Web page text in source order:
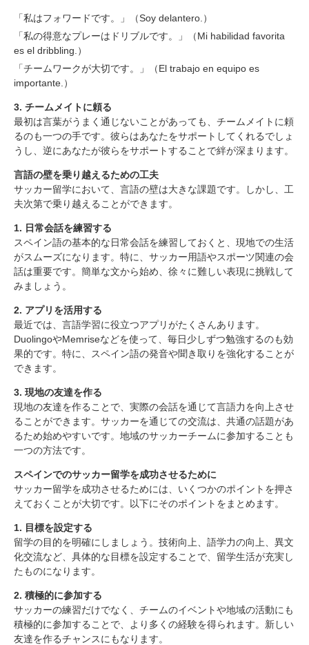
「私はフォワードです。」（Soy delantero.）
「私の得意なプレーはドリブルです。」（Mi habilidad favorita
es el dribbling.）
「チームワークが大切です。」（El trabajo en equipo es
importante.）
3. チームメイトに頼る
最初は言葉がうまく通じないことがあっても、チームメイトに頼
るのも一つの手です。彼らはあなたをサポートしてくれるでしょ
うし、逆にあなたが彼らをサポートすることで絆が深まります。
言語の壁を乗り越えるための工夫
サッカー留学において、言語の壁は大きな課題です。しかし、工
夫次第で乗り越えることができます。
1. 日常会話を練習する
スペイン語の基本的な日常会話を練習しておくと、現地での生活
がスムーズになります。特に、サッカー用語やスポーツ関連の会
話は重要です。簡単な文から始め、徐々に難しい表現に挑戦して
みましょう。
2. アプリを活用する
最近では、言語学習に役立つアプリがたくさんあります。
DuolingoやMemriseなどを使って、毎日少しずつ勉強するのも効
果的です。特に、スペイン語の発音や聞き取りを強化することが
できます。
3. 現地の友達を作る
現地の友達を作ることで、実際の会話を通じて言語力を向上させ
ることができます。サッカーを通じての交流は、共通の話題があ
るため始めやすいです。地域のサッカーチームに参加することも
一つの方法です。
スペインでのサッカー留学を成功させるために
サッカー留学を成功させるためには、いくつかのポイントを押さ
えておくことが大切です。以下にそのポイントをまとめます。
1. 目標を設定する
留学の目的を明確にしましょう。技術向上、語学力の向上、異文
化交流など、具体的な目標を設定することで、留学生活が充実し
たものになります。
2. 積極的に参加する
サッカーの練習だけでなく、チームのイベントや地域の活動にも
積極的に参加することで、より多くの経験を得られます。新しい
友達を作るチャンスにもなります。
スペインでのサッカー留学の魅力
チームに説明できない時の工夫
1. ビジュアルを活用する
2. 簡単なフレーズを覚える
3. チームメイトに頼る
言語の壁を乗り越えるための工夫
1. 日常会話を練習する
2. アプリを活用する
3. 現地の友達を作る
スペインでのサッカー留学を成功させるために
2. 積極的に参加する
3. フィードバックを求める
まとめ